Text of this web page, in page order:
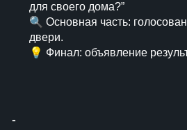
для своего дома?”
🔍 Основная часть:
двери.
💡 Финал: объявление
⁃